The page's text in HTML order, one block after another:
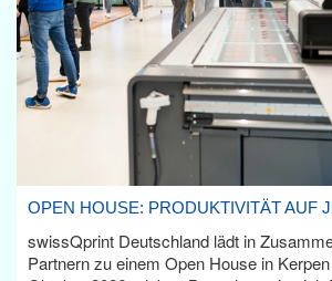
OPEN HOUSE: PRODUKTIVITÄT AUF
swissQprint Deutschland lädt in
Partnern zu einem Open House in